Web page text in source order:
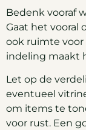
Bedenk vooraf
Gaat het vooral
ook ruimte voor
indeling maakt
Let op de
eventueel
om items te
voor rust. Een